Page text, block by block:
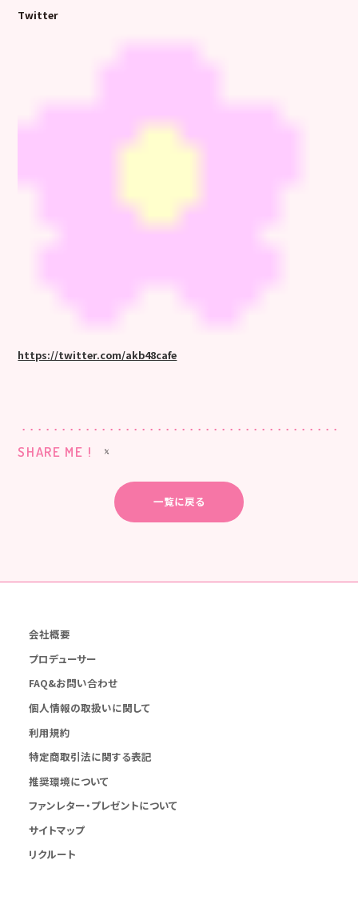
Twitter
https://twitter.com/akb48cafe
SHARE ME !
一覧に戻る
会社概要
プロデューサー
FAQ&お問い合わせ
個人情報の取扱いに関して
利用規約
特定商取引法に関する表記
推奨環境について
ファンレター・プレゼントについて
サイトマップ
リクルート